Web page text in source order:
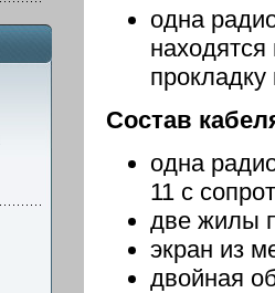
одна
прокладку
Состав
одна
11 с
две жилы
экран из
двойная